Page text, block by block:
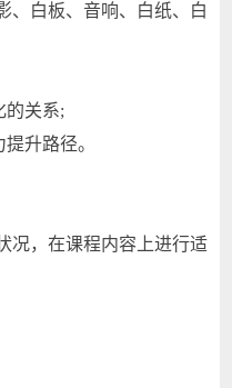
、白板、音响、白纸、白
的关系;
升路径。
况，在课程内容上进行适